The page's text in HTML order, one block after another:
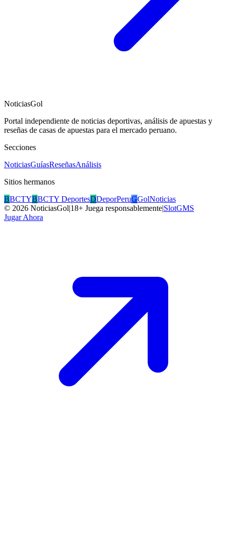
NoticiasGol
Portal independiente de noticias deportivas, análisis de apuestas y
reseñas de casas de apuestas para el mercado peruano.
Secciones
NoticiasGuíasReseñasAnálisis
Sitios hermanos
BBCTYBBCTY DeportesDDeporPeruGGolNoticias
© 2026 NoticiasGol|18+ Juega responsablemente|SlotGMS
Jugar Ahora